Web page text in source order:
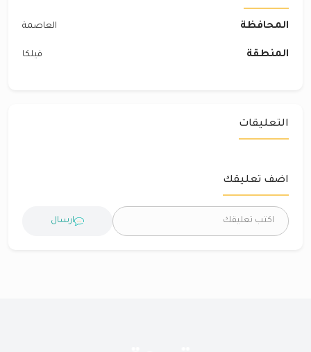
المحافظة العاصمة
المنطقة فيلكا
التعليقات
اضف تعليقك
ارسال